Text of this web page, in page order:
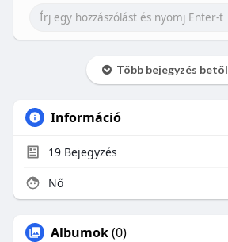
Több bejegyzés
Információ
19Bejegyzés
Nő
Albumok(0)